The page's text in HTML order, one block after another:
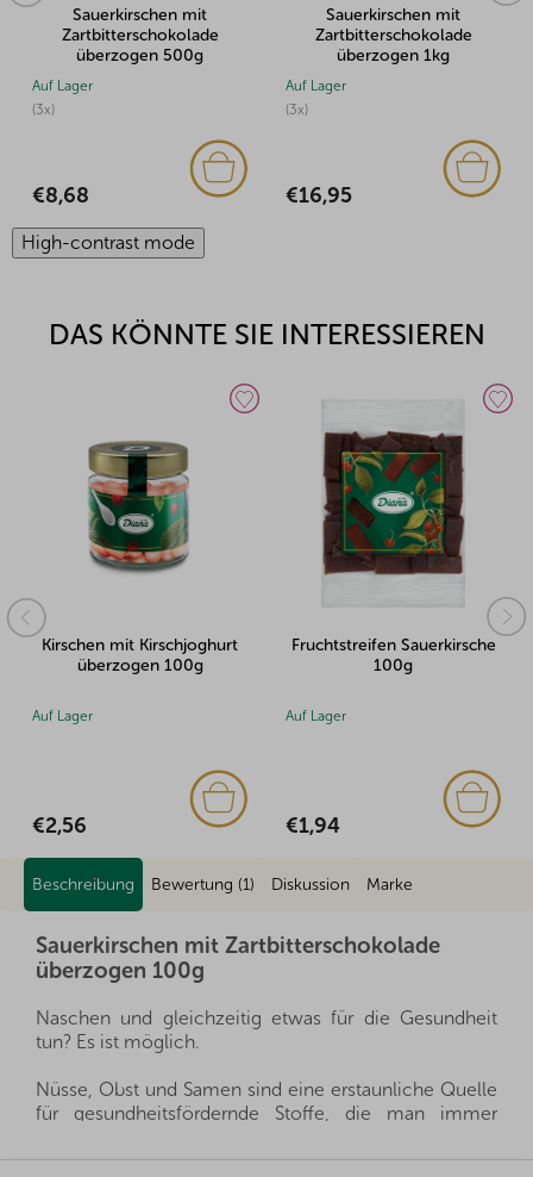
Sauerkirschen mit
Zartbitterschokolade
überzogen 1kg
(3x)
Auf Lager
€16,95
Sauerkirschen mit
Zartbitterschokolade
überzogen 2kg
(2x)
Auf Lager
€29,33
High-contrast mode
DAS KÖNNTE SIE INTERESSIEREN
Kirschjoghurt
100g
Fruchtstreifen Sauerkirsche
€1,94 €2,42
Beschreibung Bewertung (1) Diskussion Marke
Sauerkirschen mit Zartbitterschokolade
überzogen 100g
Naschen und gleichzeitig etwas für die Gesundheit
tun? Es ist möglich.
Nüsse, Obst und Samen sind eine erstaunliche Quelle
für gesundheitsfördernde Stoffe, die man immer
hervorragend. Sie sind ein gesunder und schneller